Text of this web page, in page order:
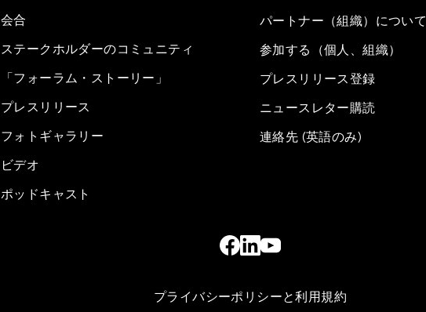
会合
ステークホルダーのコミュニティ
「フォーラム・ストーリー」
プレスリリース
フォトギャラリー
ビデオ
ポッドキャスト
パートナー（組織）について
参加する（個人、組織）
プレスリリース登録
ニュースレター購読
連絡先 (英語のみ)
プライバシーポリシーと利用規約